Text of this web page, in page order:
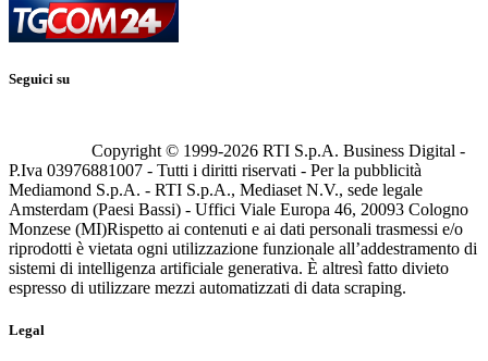
Seguici su
Copyright © 1999-2026 RTI S.p.A. Business Digital -
P.Iva 03976881007 - Tutti i diritti riservati - Per la pubblicità
Mediamond S.p.A. - RTI S.p.A., Mediaset N.V., sede legale
Amsterdam (Paesi Bassi) - Uffici Viale Europa 46, 20093 Cologno
Monzese (MI)Rispetto ai contenuti e ai dati personali trasmessi e/o
riprodotti è vietata ogni utilizzazione funzionale all’addestramento di
sistemi di intelligenza artificiale generativa. È altresì fatto divieto
espresso di utilizzare mezzi automatizzati di data scraping.
Legal